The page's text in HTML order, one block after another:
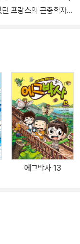
프랑스의 곤충학자
짜릿한 메인 스토리와
을 일깨워 줄 것입니
도감 그리기, 관찰 보
독자들의 탐구력과
! 《에그박사 15》에서
곳곳에서 발견되는 갑
들과 땅 위를 열심히
소라게, 봄을 맞이해
터로, 에그박사, 양박
에그박사 13